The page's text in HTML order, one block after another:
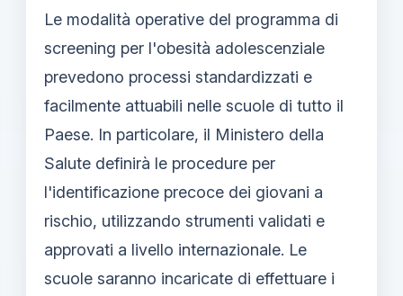
Le modalità operative del programma di
screening per l'obesità adolescenziale
prevedono processi standardizzati e
facilmente attuabili nelle scuole di tutto il
Paese. In particolare, il Ministero della
Salute definirà le procedure per
l'identificazione precoce dei giovani a
rischio, utilizzando strumenti validati e
approvati a livello internazionale. Le
scuole saranno incaricate di effettuare i